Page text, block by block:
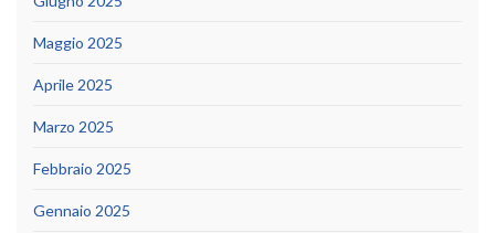
Maggio 2025
Aprile 2025
Marzo 2025
Febbraio 2025
Gennaio 2025